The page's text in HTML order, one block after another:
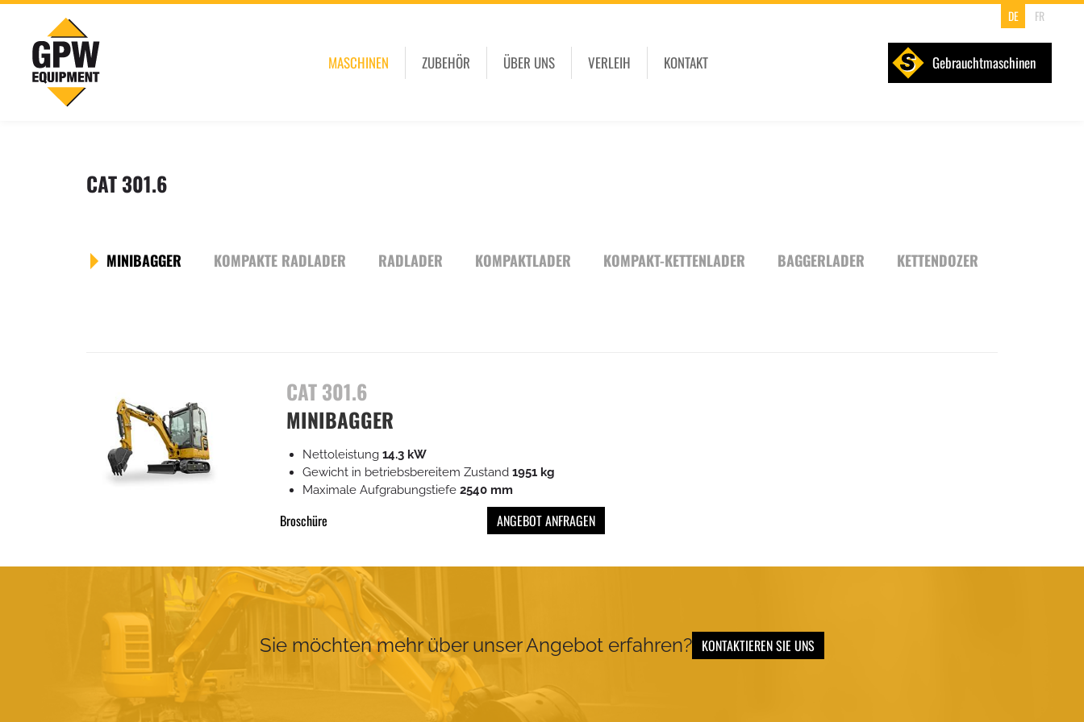
MASCHINEN ZUBEHÖR ÜBER UNS VERLEIH KONTAKT Gebrauchtmaschinen
DE FR
CAT 301.6
MINIBAGGER KOMPAKTE RADLADER RADLADER KOMPAKTLADER KOMPAKT-KETTENLADER BAGGERLADER KETTENDOZER
CAT 301.6
MINIBAGGER
Nettoleistung 14.3 kW
Gewicht in betriebsbereitem Zustand1951 kg
Maximale Aufgrabungstiefe 2540 mm
ANGEBOT ANFRAGEN
Broschüre
Sie möchten mehr über unser Angebot erfahren? KONTAKTIEREN SIE UNS